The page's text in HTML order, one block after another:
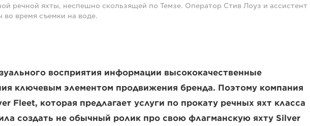
речной яхты, неспешно скользящей по Темзе. Оператор Стив Лоуз и ассистент
во время съемки на воде.
восприятия информации высококачественные
ключевым элементом продвижения бренда. Поэтому компания
Fleet, которая предлагает услуги по прокату речных яхт класса
создать не обычный ролик про свою флагманскую яхту Silver